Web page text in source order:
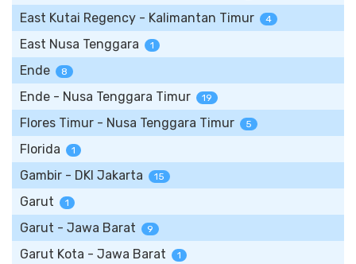
East Kutai Regency - Kalimantan Timur 4
East Nusa Tenggara 1
Ende 8
Ende - Nusa Tenggara Timur 19
Flores Timur - Nusa Tenggara Timur 5
Florida 1
Gambir - DKI Jakarta 15
Garut 1
Garut - Jawa Barat 9
Garut Kota - Jawa Barat 1